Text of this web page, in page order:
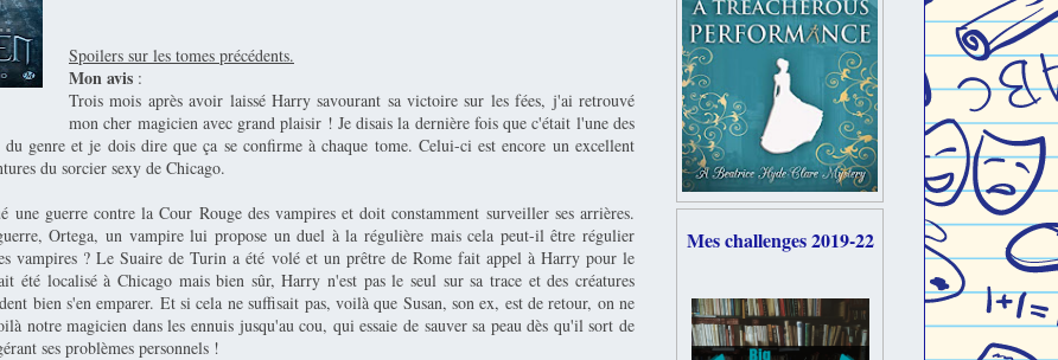
Spoilers sur les tomes précédents.
Mon avis :
Trois mois après avoir laissé Harry savourant sa victoire sur les fées, j'ai retrouvé
mon cher magicien avec grand plaisir ! Je disais la dernière fois que c'était l'une des
du genre et je dois dire que ça se confirme à chaque tome. Celui-ci est encore un excellent
du sorcier sexy de Chicago.
une guerre contre la Cour Rouge des vampires et doit constamment surveiller ses arrières.
Ortega, un vampire lui propose un duel à la régulière mais cela peut-il être régulier
vampires ? Le Suaire de Turin a été volé et un prêtre de Rome fait appel à Harry pour le
été localisé à Chicago mais bien sûr, Harry n'est pas le seul sur sa trace et des créatures
bien s'en emparer. Et si cela ne suffisait pas, voilà que Susan, son ex, est de retour, on ne
notre magicien dans les ennuis jusqu'au cou, qui essaie de sauver sa peau dès qu'il sort de
ses problèmes personnels !
Mes challenges 2019-22